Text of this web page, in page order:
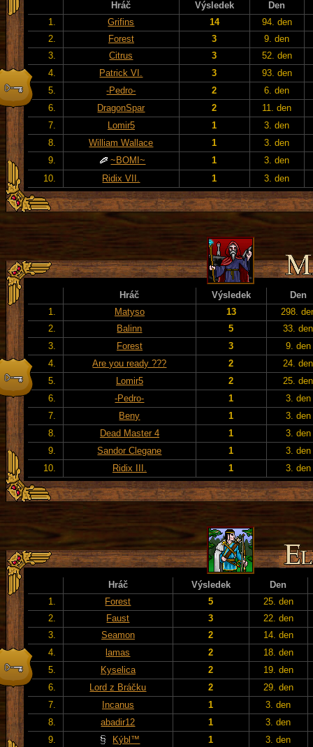
Hráč Výsledek
Den
1.
Grifins 14
94. den
2.
Forest 3
9. den
3.
Citrus 3
52. den
4.
Patrick VI. 3
93. den
5.
-Pedro- 2
6. den
6.
DragonSpar 2
11. den
7.
Lomir5 1
3. den
8.
William Wallace 1
3. den
9.
~BOMI~ 1
3. den
10.
Ridix VII. 1 3. den
Hráč Výsledek
Den
1.
Matyso 13
298.
2.
Balinn 5
33. den
3.
Forest 3
9. den
4.
Are you ready ??? 2
24. den
5.
Lomir5 2
25. den
6.
-Pedro- 1
3. den
7.
Beny 1
3. den
8.
Dead Master 4 1
3. den
9.
Sandor Clegane 1
3. den
10.
Ridix III. 1 3. den
Hráč Výsledek
Den
1.
Forest 5
25. den
2.
Faust 3
22. den
3.
Seamon 2
14. den
4.
lamas 2
18. den
5.
Kyselica 2
19. den
6.
Lord z Bráčku 2
29. den
7.
Incanus 1
3. den
8.
abadir12 1
3. den
9.
Kýbl™ 1
3. den